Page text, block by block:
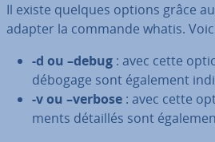
Il existe quelques options grâce
adapter la commande whatis.
-d ou –debug : avec cette
débogage sont également
-v ou –verbose : avec cette
ments détaillés sont